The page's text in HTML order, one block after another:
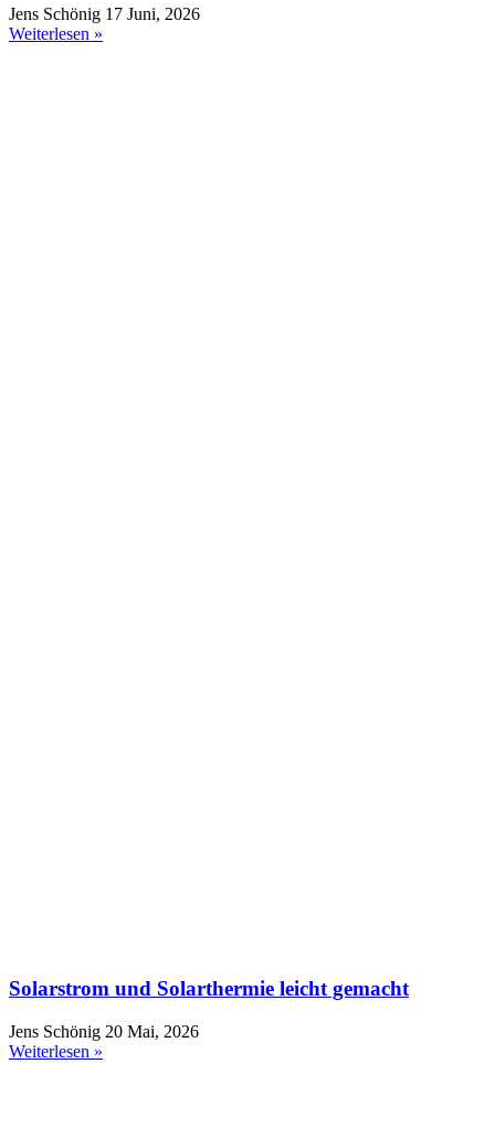
Jens Schönig 17 Juni, 2026
Weiterlesen »
Solarstrom und Solarthermie leicht gemacht
Jens Schönig 20 Mai, 2026
Weiterlesen »